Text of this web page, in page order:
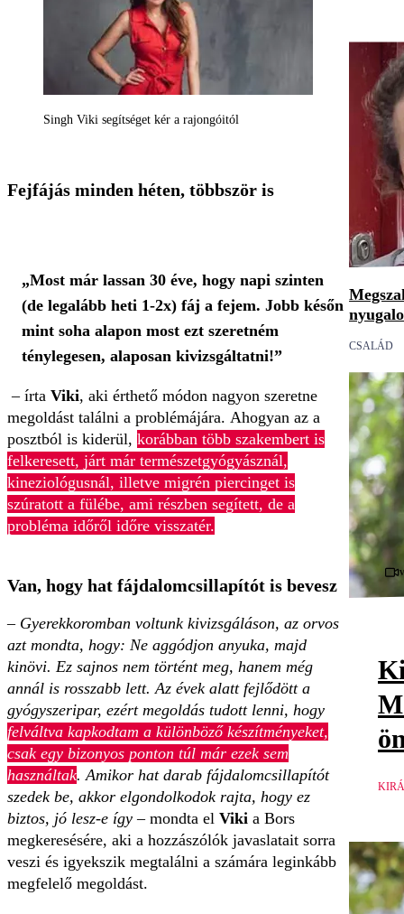
Singh Viki segítséget kér a rajongóitól
Fejfájás minden héten, többször is
„Most már lassan 30 éve, hogy napi szinten
(de legalább heti 1-2x) fáj a fejem. Jobb későn
mint soha alapon most ezt szeretném
ténylegesen, alaposan kivizsgáltatni!”
– írta Viki, aki érthető módon nagyon szeretne
megoldást találni a problémájára. Ahogyan az a
posztból is kiderül, korábban több szakembert is
felkeresett, járt már természetgyógyásznál,
kineziológusnál, illetve migrén piercinget is
szúratott a fülébe, ami részben segített, de a
probléma időről időre visszatér.
Van, hogy hat fájdalomcsillapítót is bevesz
– Gyerekkoromban voltunk kivizsgáláson, az orvos
azt mondta, hogy: Ne aggódjon anyuka, majd
kinövi. Ez sajnos nem történt meg, hanem még
annál is rosszabb lett. Az évek alatt fejlődött a
gyógyszeripar, ezért megoldás tudott lenni, hogy
felváltva kapkodtam a különböző készítményeket,
csak egy bizonyos ponton túl már ezek sem
használtak. Amikor hat darab fájdalomcsillapítót
szedek be, akkor elgondolkodok rajta, hogy ez
biztos, jó lesz-e így – mondta el Viki a Bors
megkeresésére, aki a hozzászólók javaslatait sorra
veszi és igyekszik megtalálni a számára leginkább
megfelelő megoldást.
CSALÁD